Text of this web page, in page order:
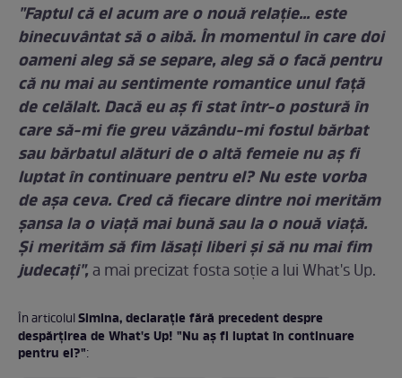
"Faptul că el acum are o nouă relaţie... este
binecuvântat să o aibă. În momentul în care doi
oameni aleg să se separe, aleg să o facă pentru
că nu mai au sentimente romantice unul faţă
de celălalt. Dacă eu aş fi stat într-o postură în
care să-mi fie greu văzându-mi fostul bărbat
sau bărbatul alături de o altă femeie nu aş fi
luptat în continuare pentru el? Nu este vorba
de aşa ceva. Cred că fiecare dintre noi merităm
şansa la o viaţă mai bună sau la o nouă viaţă.
Şi merităm să fim lăsaţi liberi şi să nu mai fim
judecaţi",a mai precizat fosta soţie a lui What's Up.
În articolulSimina, declaraţie fără precedent despre
despărţirea de What's Up! "Nu aş fi luptat în continuare
pentru el?":